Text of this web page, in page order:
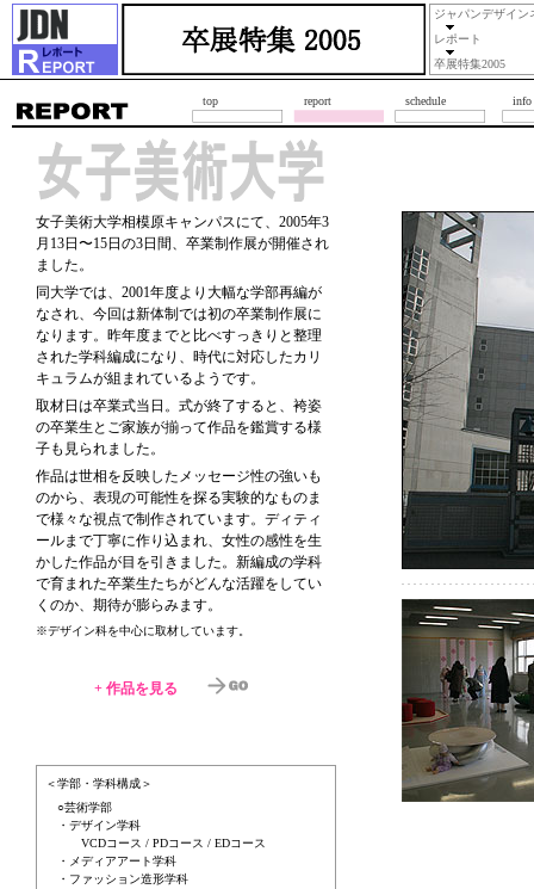
ジャパンデザイン
レポート
卒展特集2005
top report schedule info
女子美術大学相模原キャンパスにて、2005年3
月13日〜15日の3日間、卒業制作展が開催され
ました。
同大学では、2001年度より大幅な学部再編が
なされ、今回は新体制では初の卒業制作展に
なります。昨年度までと比べすっきりと整理
された学科編成になり、時代に対応したカリ
キュラムが組まれているようです。
取材日は卒業式当日。式が終了すると、袴姿
の卒業生とご家族が揃って作品を鑑賞する様
子も見られました。
作品は世相を反映したメッセージ性の強いも
のから、表現の可能性を探る実験的なものま
で様々な視点で制作されています。ディティ
ールまで丁寧に作り込まれ、女性の感性を生
かした作品が目を引きました。新編成の学科
で育まれた卒業生たちがどんな活躍をしてい
くのか、期待が膨らみます。
※デザイン科を中心に取材しています。
+ 作品を見る
＜学部・学科構成＞
○芸術学部
・デザイン学科
VCDコース / PDコース / EDコース
・メディアアート学科
・ファッション造形学科